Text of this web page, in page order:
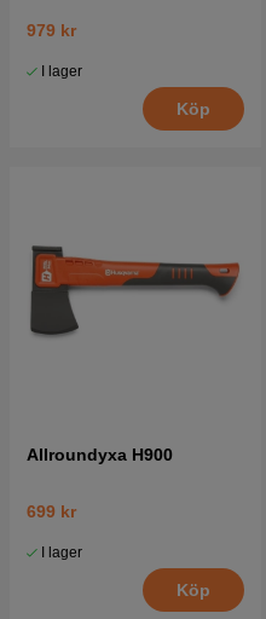
979 kr
I lager
Köp
Allroundyxa H900
699 kr
I lager
Köp